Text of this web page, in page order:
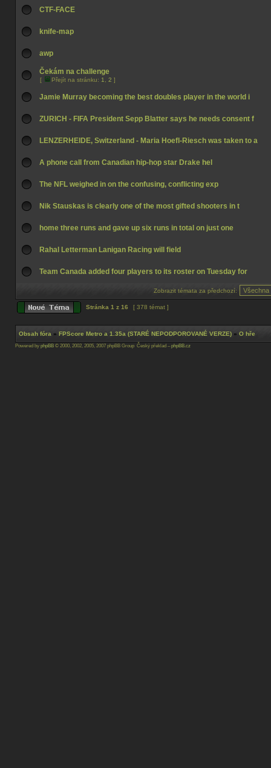
CTF-FACE
knife-map
awp
Čekám na challenge
[ Přejít na stránku: 1 2 ]
Jamie Murray becoming the best doubles player in the world i
ZURICH - FIFA President Sepp Blatter says he needs consent f
LENZERHEIDE, Switzerland - Maria Hoefl-Riesch was taken to a
A phone call from Canadian hip-hop star Drake hel
The NFL weighed in on the confusing, conflicting exp
Nik Stauskas is clearly one of the most gifted shooters in t
home three runs and gave up six runs in total on just one
Rahal Letterman Lanigan Racing will field
Team Canada added four players to its roster on Tuesday for
Zobrazit témata za předchozí:
Stránka 1 z 16 [ 378 témat ]
Obsah fóra » FPScore Metro a 1.35a (STARÉ NEPODPOROVANÉ VERZE) » O hře
Powered by phpBB © 2000, 2002, 2005, 2007 phpBB Group Český překlad –phpBB.cz